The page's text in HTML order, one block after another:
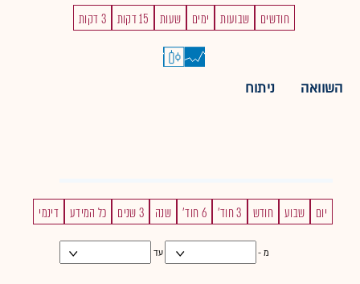
חודשים שבועות ימים שעות 15 דקות 3 דקות
השוואה ניתוח
יום שבוע חודש 3 חוד' 6 חוד' שנה 3 שנים כל המידע דינמי
מ - עד